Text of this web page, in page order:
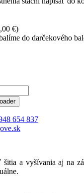
€)
do darčekového
654 837
šitia a vyšívania aj na